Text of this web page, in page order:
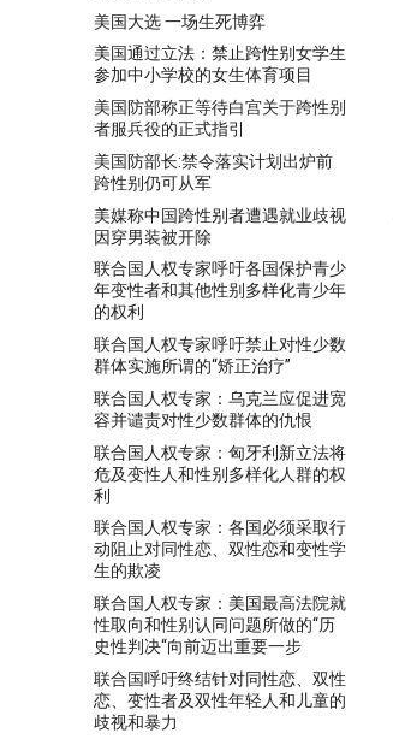
美国大选 一场生死博弈
美国通过立法：禁止跨性别女学生
参加中小学校的女生体育项目
美国防部称正等待白宫关于跨性别
者服兵役的正式指引
美国防部长:禁令落实计划出炉前
跨性别仍可从军
美媒称中国跨性别者遭遇就业歧视
因穿男装被开除
联合国人权专家呼吁各国保护青少
年变性者和其他性别多样化青少年
的权利
联合国人权专家呼吁禁止对性少数
群体实施所谓的“矫正治疗”
联合国人权专家：乌克兰应促进宽
容并谴责对性少数群体的仇恨
联合国人权专家：匈牙利新立法将
危及变性人和性别多样化人群的权
利
联合国人权专家：各国必须采取行
动阻止对同性恋、双性恋和变性学
生的欺凌
联合国人权专家：美国最高法院就
性取向和性别认同问题所做的“历
史性判决“向前迈出重要一步
联合国呼吁终结针对同性恋、双性
恋、变性者及双性年轻人和儿童的
歧视和暴力